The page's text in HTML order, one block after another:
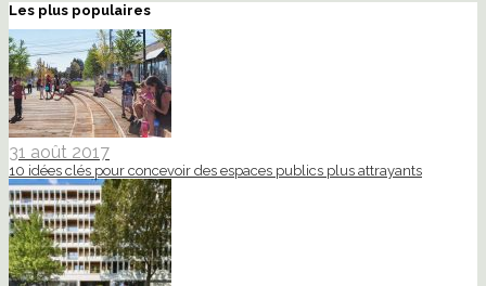
Les plus populaires
31 août 2017
10 idées clés pour concevoir des espaces publics plus attrayants